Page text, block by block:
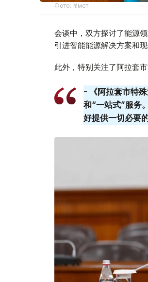
Фото: Үкімет
会谈中，双方探讨了能源
引进智能能源解决方案和
此外，特别关注了阿拉套
- 《阿拉套市特
和“一站式”服务
好提供一切必要